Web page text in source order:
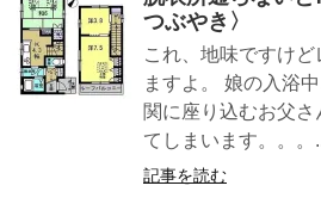
つぶやき〉
これ、地味ですけ
ますよ。 娘の入浴
関に座り込むお父
てしまいます。。。
記事を読む